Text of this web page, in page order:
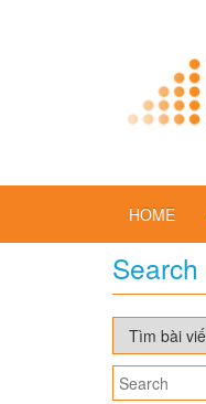
HOME
Search